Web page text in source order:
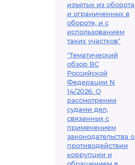
изъятых из оборота
и ограниченных в
обороте, и с
использованием
таких участков"
"Тематический
обзор ВС
Российской
Федерации N
14/2026. О
рассмотрении
судами дел,
связанных с
применением
законодательства о
противодействии
коррупции и